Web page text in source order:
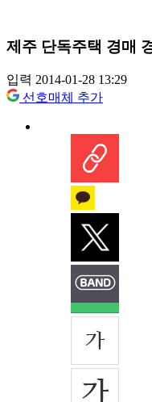
제주 단독주택 경매
입력 2014-01-28 13:29
선호매체 추가